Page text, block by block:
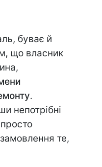
буває й
що власник
.
непотрібні
те,